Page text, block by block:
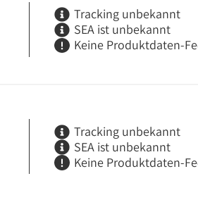
Tracking unbekannt
SEA ist unbekannt
Keine Produktdaten-
Tracking unbekannt
SEA ist unbekannt
Keine Produktdaten-